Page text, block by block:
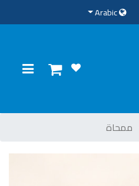
Arabic
ممحاة